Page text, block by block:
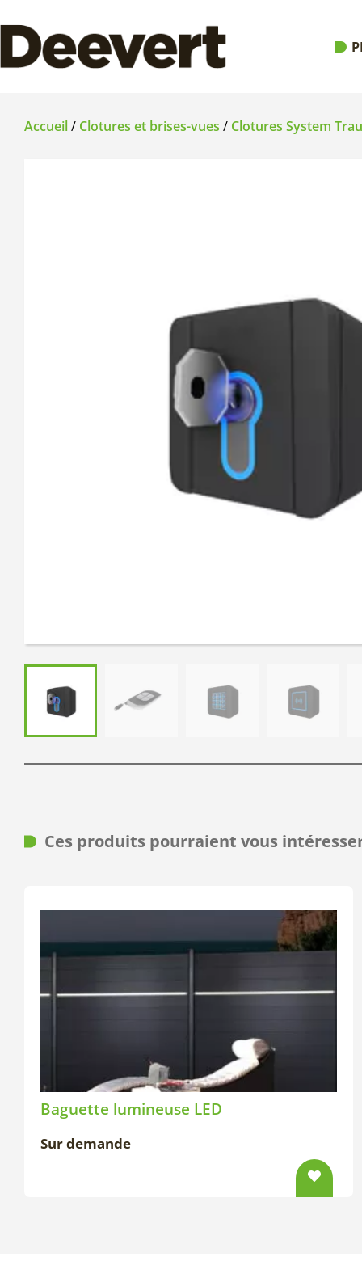
Accueil/ Clotures et brises-vues / Clotures System
Ces produits pourraient vous
Baguette lumineuse LED
Sur demande